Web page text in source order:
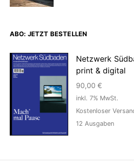
ABO: JETZT BESTELLEN
Netzwerk
print & digital
90,00 €
inkl. 7% MwSt.
Kostenloser
12 Ausgaben